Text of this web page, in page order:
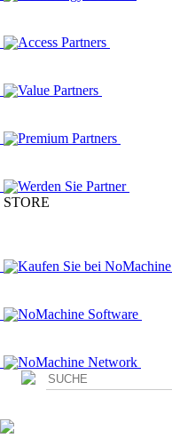
Access Partners
Value Partners
Premium Partners
Werden Sie Partner
STORE
Kaufen Sie bei NoMachine
NoMachine Software
NoMachine Network